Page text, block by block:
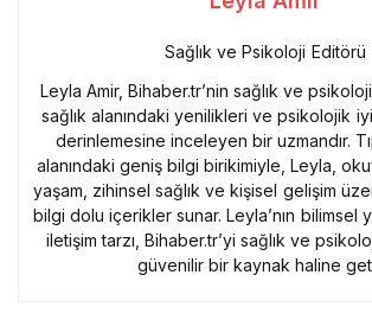
Sağlık ve Psikoloji Editörü
Leyla Amir, Bihaber.tr’nin sağlık ve
sağlık alanındaki yenilikleri ve psikolojik iyi
derinlemesine inceleyen bir uzmandır.
alanındaki geniş bilgi birikimiyle, Leyla,
yaşam, zihinsel sağlık ve kişisel gelişim
bilgi dolu içerikler sunar. Leyla’nın bilimsel
iletişim tarzı, Bihaber.tr’yi sağlık ve
güvenilir bir kaynak haline